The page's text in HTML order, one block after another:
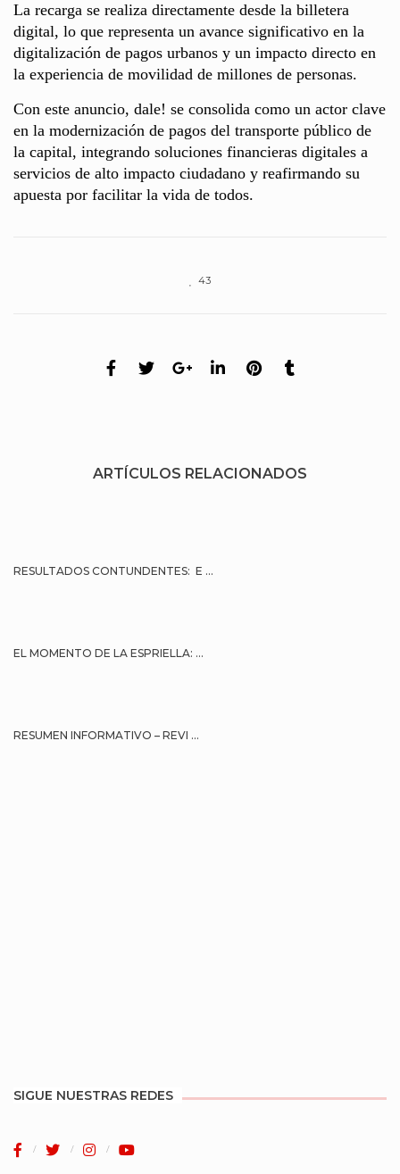
La recarga se realiza directamente desde la billetera
digital, lo que representa un avance significativo en la
digitalización de pagos urbanos y un impacto directo en
la experiencia de movilidad de millones de personas.
Con este anuncio, dale! se consolida como un actor clave
en la modernización de pagos del transporte público de
la capital, integrando soluciones financieras digitales a
servicios de alto impacto ciudadano y reafirmando su
apuesta por facilitar la vida de todos.
43
ARTÍCULOS RELACIONADOS
RESULTADOS CONTUNDENTES: E ...
EL MOMENTO DE LA ESPRIELLA: ...
RESUMEN INFORMATIVO – REVI ...
SIGUE NUESTRAS REDES